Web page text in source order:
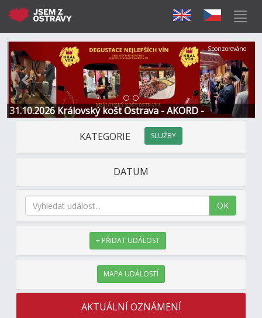
31.10.2026 Královský košt Ostrava - AKORD -
Restaurace a Hotel
Předchozí Další
Sponzorováno
KATEGORIE SLUŽBY
DATUM
OK
+ PŘIDAT UDÁLOST
MAPA UDÁLOSTÍ
AKTUÁLNÍ OZNÁMENÍ